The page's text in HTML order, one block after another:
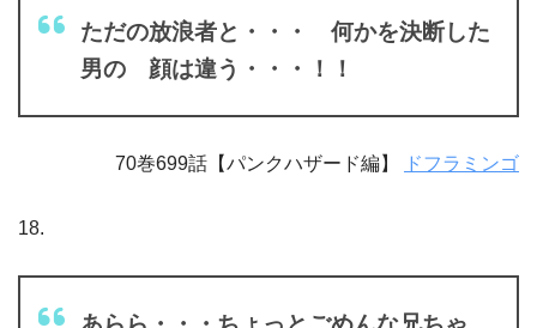
ただの放浪者と・・・ 何かを決断した
男の 顔は違う・・・！！
70巻699話【パンクハザード編】 ドフラミンゴ
18.